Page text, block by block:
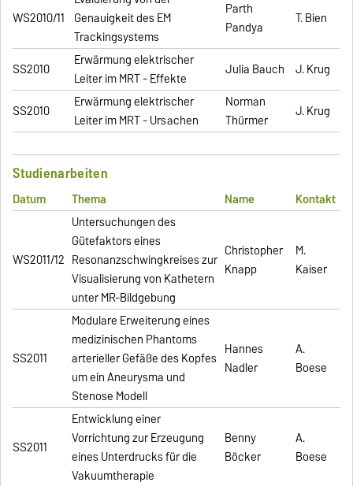
WS2010/11 Genauigkeit des EM
Trackingsystems
Parth
Pandya
T. Bien
SS2010
Erwärmung elektrischer
Leiter im MRT - Effekte
Julia Bauch J. Krug
SS2010
Erwärmung elektrischer
Leiter im MRT - Ursachen
Norman
Thürmer
J. Krug
Studienarbeiten
Datum Thema Name Kontakt
WS2011/12
Untersuchungen des
Gütefaktors eines
Resonanzschwingkreises zur
Visualisierung von Kathetern
unter MR-Bildgebung
Christopher
Knapp
M.
Kaiser
SS2011
Modulare Erweiterung eines
medizinischen Phantoms
arterieller Gefäße des Kopfes
um ein Aneurysma und
Stenose Modell
Hannes
Nadler
A.
Boese
SS2011
Entwicklung einer
Vorrichtung zur Erzeugung
eines Unterdrucks für die
Vakuumtherapie
Benny
Böcker
A.
Boese